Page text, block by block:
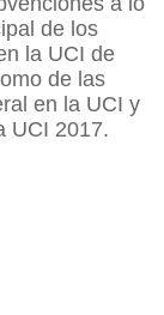
de los
la UCI de
de las
en la UCI y
UCI 2017.